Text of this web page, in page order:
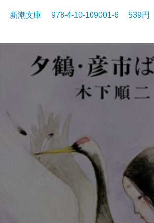
新潮文庫 978-4-10-109001-6 539円